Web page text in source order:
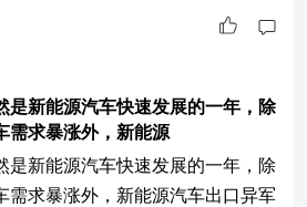
的政策目标。更为重要的是，高增
真正的市场化元年。华西证券汽车
崔琰在近日举办的电观大会上表
汽车由政策驱动逐步转变为供给驱
企推出越来越多
是新能源汽车快速发展的一年，除
需求暴涨外，新能源
是新能源汽车快速发展的一年，除
需求暴涨外，新能源汽车出口异军